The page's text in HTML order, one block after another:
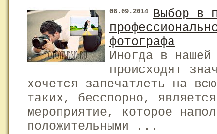
06.09.2014
Выбор в
фотографа
Иногда в нашей
происходят
хочется запечатлеть на
таких, бесспорно,
мероприятие, которое
положительными ...